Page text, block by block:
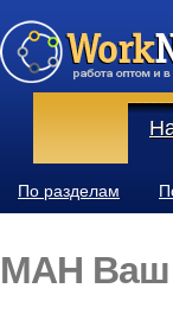
По разделам
МАН